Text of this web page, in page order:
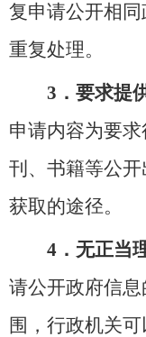
复申请公开相
重复处理。
3．要求提
申请内容为要
刊、书籍等公
获取的途径。
4．无正当
请公开政府信
围，行政机关